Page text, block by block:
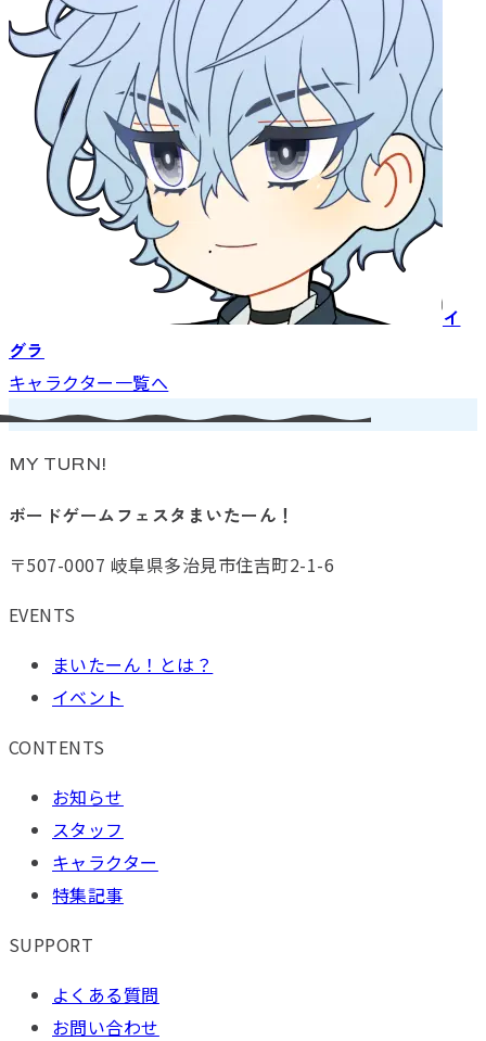
イ
グラ
キャラクター一覧へ
MY TURN!
ボードゲームフェスタまいたーん！
〒507-0007 岐阜県多治見市住吉町2-1-6
EVENTS
まいたーん！とは？
イベント
CONTENTS
お知らせ
スタッフ
キャラクター
特集記事
SUPPORT
よくある質問
お問い合わせ